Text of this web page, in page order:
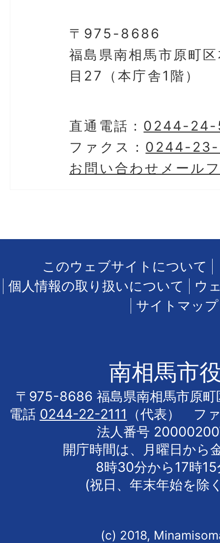
〒975-8686
福島県南相馬市原町
目27（本庁舎1階）
直通電話： 0244-24-
ファクス： 0244-
お問い合わせメール
このウェブサイトについて
個人情報の取り扱いについて
ウ
サイトマップ
南相馬市
〒975-8686 福島県南相馬市原町
電話 0244-22-2111
（代表） フ
法人番号
開庁時間は、月曜日から
8時30分から17時
(祝日、年末年始を除
(c) 2018,